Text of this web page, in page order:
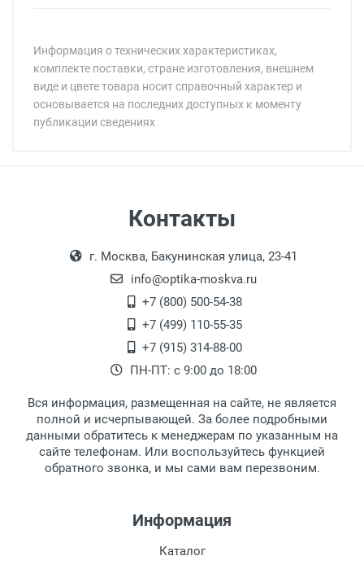
Информация о технических характеристиках,
комплекте поставки, стране изготовления, внешнем
виде и цвете товара носит справочный характер и
основывается на последних доступных к моменту
публикации сведениях
Оплата товара производится
наличными непосредственно на пункте
выдачи товара.
Перечисление средств на расчетный счет.
18:00, по субботам с 11:00 до 15:00, в
офисе по адресу: г. Москва,
Переведеновский переулок 17, корпус 1,
второй этаж, тел. +7 (499) 110-55-35.
После того, как заказ поступает в пункт
выдачи, наш менеджер связывается с
клиентом и оповещает о поступлении
товара.
Для получения товара при себе
обязательно иметь паспорт.
Заказ необходимо забрать в течение 3
рабочих дней с момента поступления на
дополнительных расходов за хранение
Контакты
г. Москва, Бакунинская улица, 23-41
info@optika-moskva.ru
+7 (800) 500-54-38
+7 (499) 110-55-35
+7 (915) 314-88-00
ПН-ПТ: с 9:00 до 18:00
Вся информация, размещенная на сайте, не является
полной и исчерпывающей. За более подробными
данными обратитесь к менеджерам по указанным на
сайте телефонам. Или воспользуйтесь функцией
обратного звонка, и мы сами вам перезвоним.
Информация
Каталог